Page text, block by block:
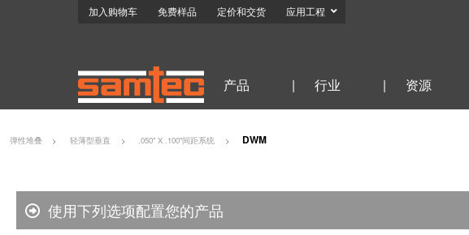
加入购物车 免费样品 定价和交货 应用工程
产品 | 行业 | 资源
弹性堆叠 轻薄型垂直 .050" X .100"间距系统 DWM
使用下列选项配置您的产品